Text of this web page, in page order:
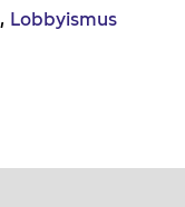
Lobbyismus